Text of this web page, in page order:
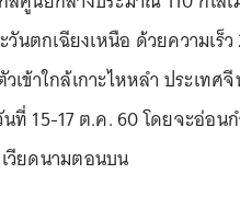
นตกเฉียงเหนือ ด้วยความเร็
เข้าใกล้เกาะไหหลำ ประเทศ
ที่ 15-17 ต.ค. 60 โดยจะอ่อนก
วียดนามตอนบน